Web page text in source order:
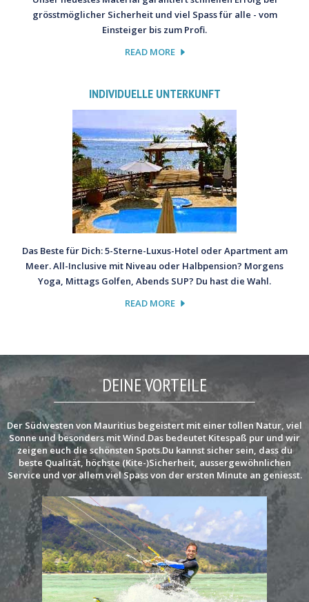
grösstmöglicher Sicherheit und viel Spass für alle - vom
Einsteiger bis zum Profi.
READ MORE
INDIVIDUELLE UNTERKUNFT
Das Beste für Dich: 5-Sterne-Luxus-Hotel oder Apartment am
Meer. All-Inclusive mit Niveau oder Halbpension? Morgens
Yoga, Mittags Golfen, Abends SUP? Du hast die Wahl.
READ MORE
DEINE VORTEILE
Der Südwesten von Mauritius begeistert mit einer tollen Natur, viel
Sonne und besonders mit Wind.Das bedeutet Kitespaß pur und wir
zeigen euch die schönsten Spots.Du kannst sicher sein, dass du
beste Qualität, höchste (Kite-)Sicherheit, aussergewöhnlichen
Service und vor allem viel Spass von der ersten Minute an geniesst.